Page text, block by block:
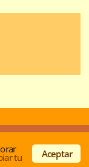
tu Aceptar